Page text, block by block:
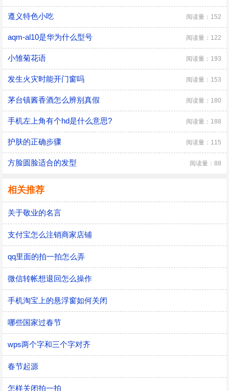
遵义特色小吃 阅读量：152
aqm-al10是华为什么型号 阅读量：122
小雏菊花语 阅读量：193
发生火灾时能开门窗吗 阅读量：153
茅台镇酱香酒怎么辨别真假 阅读量：180
手机左上角有个hd是什么意思? 阅读量：188
护肤的正确步骤 阅读量：115
方脸圆脸适合的发型 阅读量：88
相关推荐
关于敬业的名言
支付宝怎么注销商家店铺
qq里面的拍一拍怎么弄
微信转帐想退回怎么操作
手机淘宝上的悬浮窗如何关闭
哪些国家过春节
wps两个字和三个字对齐
春节起源
怎样关闭拍一拍